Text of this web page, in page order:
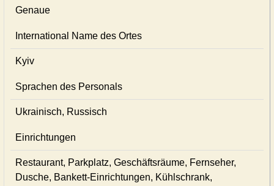
Genaue
International Name des Ortes
Kyiv
Sprachen des Personals
Ukrainisch, Russisch
Einrichtungen
Restaurant, Parkplatz, Geschäftsräume, Fernseher,
Dusche, Bankett-Einrichtungen, Kühlschrank,